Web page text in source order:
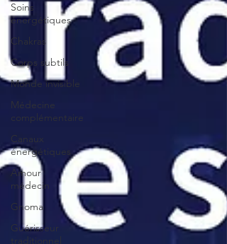
Soins
énergétiques
Chakras
Corps subtils
Monde invisible
Médecine
complémentaire
Canaux
énergétiques
Amour
médecin
Gnoma
Guérisseur
traditionnel